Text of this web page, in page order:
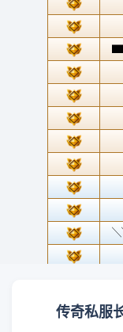
传奇私服